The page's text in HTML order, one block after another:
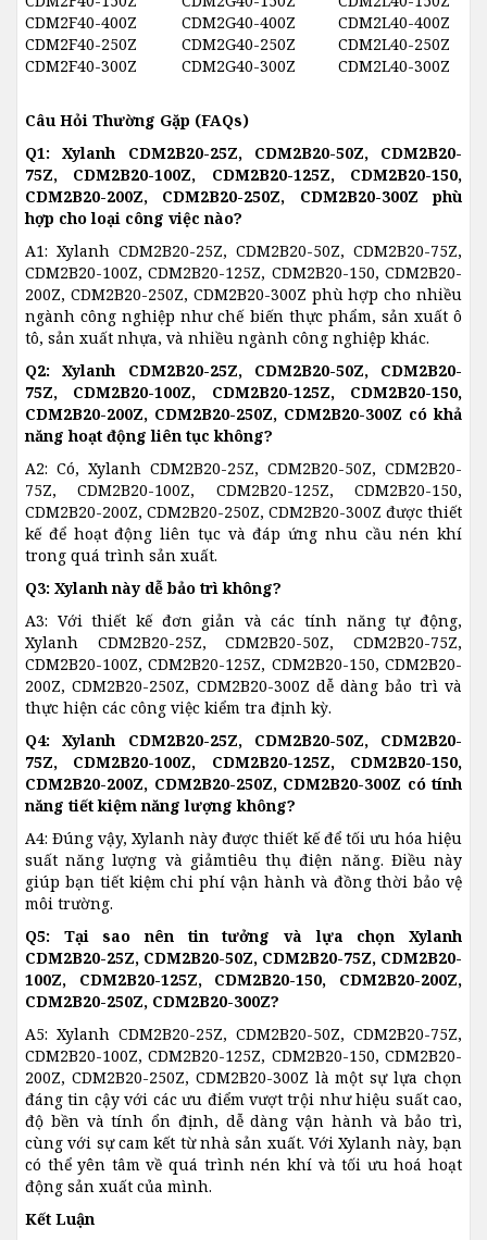
CDM2F40-400Z
CDM2G40-400Z
CDM2L40-400Z
CDM2F40-250Z
CDM2G40-250Z
CDM2L40-250Z
CDM2F40-300Z
CDM2G40-300Z CDM2L40-300Z
Câu Hỏi Thường Gặp (FAQs)
Q1: Xylanh CDM2B20-25Z, CDM2B20-50Z, CDM2B20-
75Z, CDM2B20-100Z, CDM2B20-125Z, CDM2B20-150,
CDM2B20-200Z, CDM2B20-250Z, CDM2B20-300Z phù
hợp cho loại công việc nào?
A1: Xylanh CDM2B20-25Z, CDM2B20-50Z, CDM2B20-75Z,
CDM2B20-100Z, CDM2B20-125Z, CDM2B20-150, CDM2B20-
200Z, CDM2B20-250Z, CDM2B20-300Z phù hợp cho nhiều
ngành công nghiệp như chế biến thực phẩm, sản xuất ô
tô, sản xuất nhựa, và nhiều ngành công nghiệp khác.
Q2: Xylanh CDM2B20-25Z, CDM2B20-50Z, CDM2B20-
75Z, CDM2B20-100Z, CDM2B20-125Z, CDM2B20-150,
CDM2B20-200Z, CDM2B20-250Z, CDM2B20-300Z có khả
năng hoạt động liên tục không?
A2: Có, Xylanh CDM2B20-25Z, CDM2B20-50Z, CDM2B20-
75Z, CDM2B20-100Z, CDM2B20-125Z, CDM2B20-150,
CDM2B20-200Z, CDM2B20-250Z, CDM2B20-300Z được thiết
kế để hoạt động liên tục và đáp ứng nhu cầu nén khí
trong quá trình sản xuất.
Q3: Xylanh này dễ bảo trì không?
A3: Với thiết kế đơn giản và các tính năng tự động,
Xylanh CDM2B20-25Z, CDM2B20-50Z, CDM2B20-75Z,
CDM2B20-100Z, CDM2B20-125Z, CDM2B20-150, CDM2B20-
200Z, CDM2B20-250Z, CDM2B20-300Z dễ dàng bảo trì và
thực hiện các công việc kiểm tra định kỳ.
Q4: Xylanh CDM2B20-25Z, CDM2B20-50Z, CDM2B20-
75Z, CDM2B20-100Z, CDM2B20-125Z, CDM2B20-150,
CDM2B20-200Z, CDM2B20-250Z, CDM2B20-300Z có tính
năng tiết kiệm năng lượng không?
A4: Đúng vậy, Xylanh này được thiết kế để tối ưu hóa hiệu
suất năng lượng và giảmtiêu thụ điện năng. Điều này
giúp bạn tiết kiệm chi phí vận hành và đồng thời bảo vệ
môi trường.
Q5: Tại sao nên tin tưởng và lựa chọn Xylanh
CDM2B20-25Z, CDM2B20-50Z, CDM2B20-75Z, CDM2B20-
100Z, CDM2B20-125Z, CDM2B20-150, CDM2B20-200Z,
CDM2B20-250Z, CDM2B20-300Z?
A5: Xylanh CDM2B20-25Z, CDM2B20-50Z, CDM2B20-75Z,
CDM2B20-100Z, CDM2B20-125Z, CDM2B20-150, CDM2B20-
200Z, CDM2B20-250Z, CDM2B20-300Z là một sự lựa chọn
đáng tin cậy với các ưu điểm vượt trội như hiệu suất cao,
độ bền và tính ổn định, dễ dàng vận hành và bảo trì,
cùng với sự cam kết từ nhà sản xuất. Với Xylanh này, bạn
có thể yên tâm về quá trình nén khí và tối ưu hoá hoạt
động sản xuất của mình.
Kết Luận